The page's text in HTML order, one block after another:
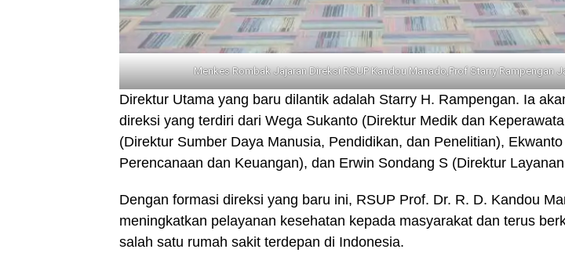
Menkes Rombak Jajaran Direksi RSUP Kandou Manado,Prof Starry Rampengan
Direktur Utama yang baru dilantik adalah Starry H. Rampengan. Ia
direksi yang terdiri dari Wega Sukanto (Direktur Medik dan
(Direktur Sumber Daya Manusia, Pendidikan, dan Penelitian),
Perencanaan dan Keuangan), dan Erwin Sondang S (Direktur
Dengan formasi direksi yang baru ini, RSUP Prof. Dr. R. D. Kandou
meningkatkan pelayanan kesehatan kepada masyarakat dan terus
salah satu rumah sakit terdepan di Indonesia.